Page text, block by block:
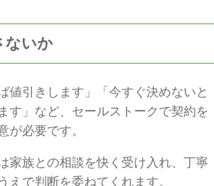
ないか
値引きします」「今すぐ決めないと
す」など、セールストークで契約を
が必要です。
家族との相談を快く受け入れ、丁寧
えで判断を委ねてくれます。